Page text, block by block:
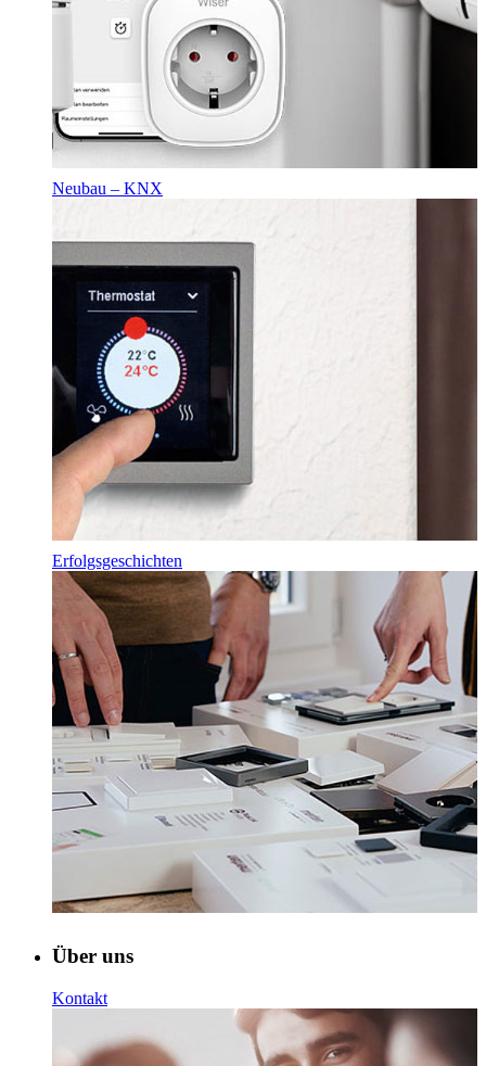
Neubau – KNX
Erfolgsgeschichten
Über uns
Kontakt